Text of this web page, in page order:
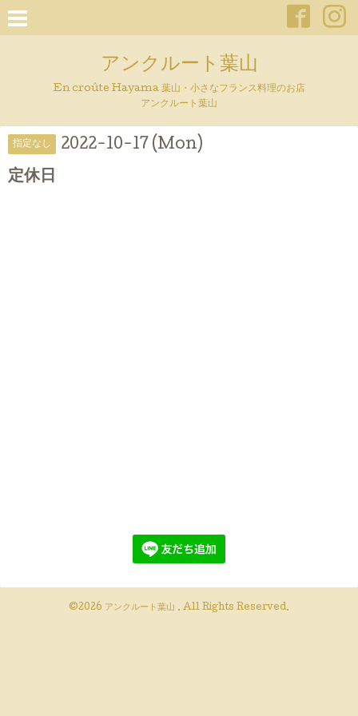
アンクルート葉山
En croûte Hayama 葉山・小さなフランス料理のお店
アンクルート葉山
指定なし 2022-10-17 (Mon)
定休日
©2026 アンクルート葉山 . All Rights Reserved.